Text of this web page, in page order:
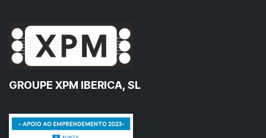
GROUPE XPM IBERICA, SL